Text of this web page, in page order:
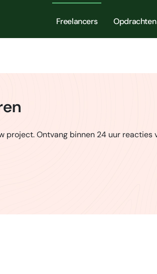
Freelancers Opdrachten
project. Ontvang binnen 24 uur reacties